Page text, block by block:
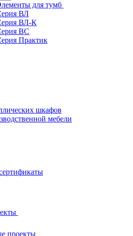
для тумб
ВЛ
ВЛ-К
ВС
Практик
шкафов
мебели
проекты